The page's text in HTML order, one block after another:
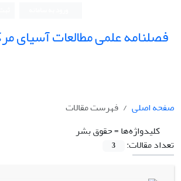
فصلنامه علمی مطالعات آسیای
صفحه اصلی
فهرست مقالات
کلیدواژه‌ها =حقوق بشر
تعداد مقالات:
3